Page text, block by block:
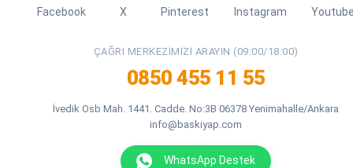
Facebook X Pinterest Instagram
ÇAĞRI MERKEZIMIZI ARAYIN (09:00/18:00)
0850 455 11 55
İvedik Osb Mah. 1441. Cadde. No:3B 06378 Yenimahalle/Ankara
info@baskiyap.com
WhatsApp Destek